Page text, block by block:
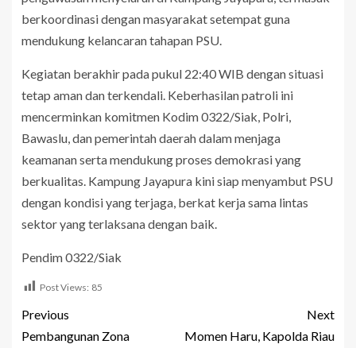
berkoordinasi dengan masyarakat setempat guna
mendukung kelancaran tahapan PSU.
Kegiatan berakhir pada pukul 22:40 WIB dengan situasi
tetap aman dan terkendali. Keberhasilan patroli ini
mencerminkan komitmen Kodim 0322/Siak, Polri,
Bawaslu, dan pemerintah daerah dalam menjaga
keamanan serta mendukung proses demokrasi yang
berkualitas. Kampung Jayapura kini siap menyambut PSU
dengan kondisi yang terjaga, berkat kerja sama lintas
sektor yang terlaksana dengan baik.
Pendim 0322/Siak
Post Views: 85
Previous
Pembangunan Zona
Next
Momen Haru, Kapolda Riau